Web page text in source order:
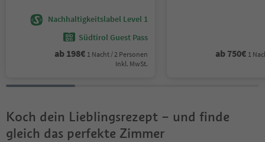
Nachhaltigkeitslabel Level 1
Südtirol Guest Pass
ab 198€ 1 Nacht / 2 Personen
Inkl. MwSt.
ab 750€ 1
Koch dein Lieblingsrezept – und finde
gleich das perfekte Zimmer